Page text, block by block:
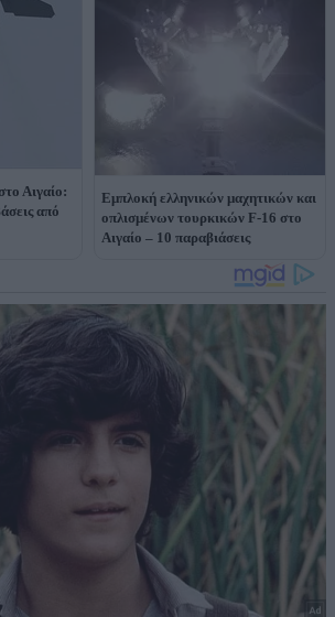
Αιγαίο:
από
Εμπλοκή ελληνικών μαχητικών και
οπλισμένων τουρκικών F-16 στο
Αιγαίο – 10 παραβιάσεις